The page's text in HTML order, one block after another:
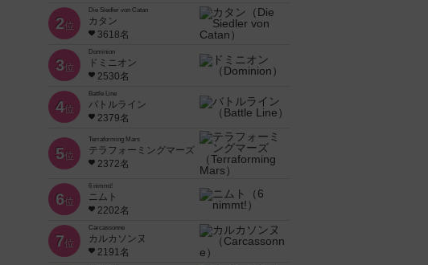
2位
Die Siedler von Catan
カタン
3618名
3位
Dominion
ドミニオン
2530名
4位
Battle Line
バトルライン
2379名
5位
Terraforming Mars
テラフォーミングマーズ
2372名
6位
6 nimmt!
ニムト
2202名
7位
Carcassonne
カルカソンヌ
2191名